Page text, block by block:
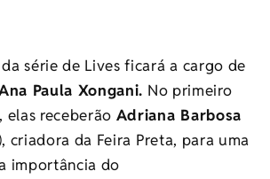
série de Lives ficará a cargo de
Paula Xongani. No primeiro
elas receberão Adriana Barbosa
criadora da Feira Preta, para uma
importância do